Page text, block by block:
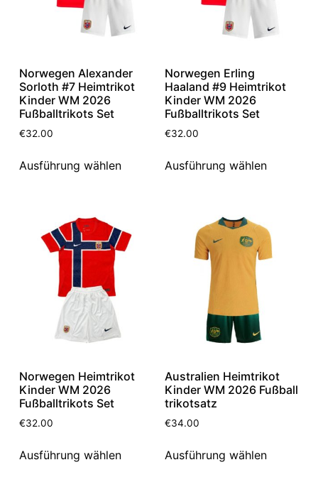
Norwegen Alexander
Sorloth #7 Heimtrikot
Kinder WM 2026
Fußballtrikots Set
€32.00
Ausführung wählen
Norwegen Erling
Haaland #9 Heimtrikot
Kinder WM 2026
Fußballtrikots Set
€32.00
Ausführung wählen
Norwegen Heimtrikot
Kinder WM 2026
Fußballtrikots Set
€32.00
Ausführung wählen
Australien Heimtrikot
Kinder WM 2026 Fußball
trikotsatz
€34.00
Ausführung wählen